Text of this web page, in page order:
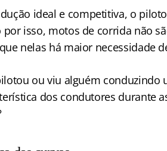
ideal e competitiva, o
por isso, motos de corrida não
nelas há maior necessidade
ou viu alguém
dos condutores durante